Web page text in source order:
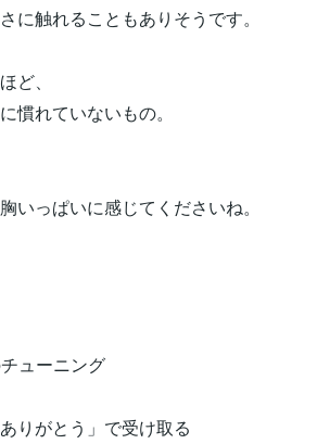
に触れることもありそうです。
ど、
慣れていないもの。
いっぱいに感じてくださいね。
ューニング
りがとう」で受け取る